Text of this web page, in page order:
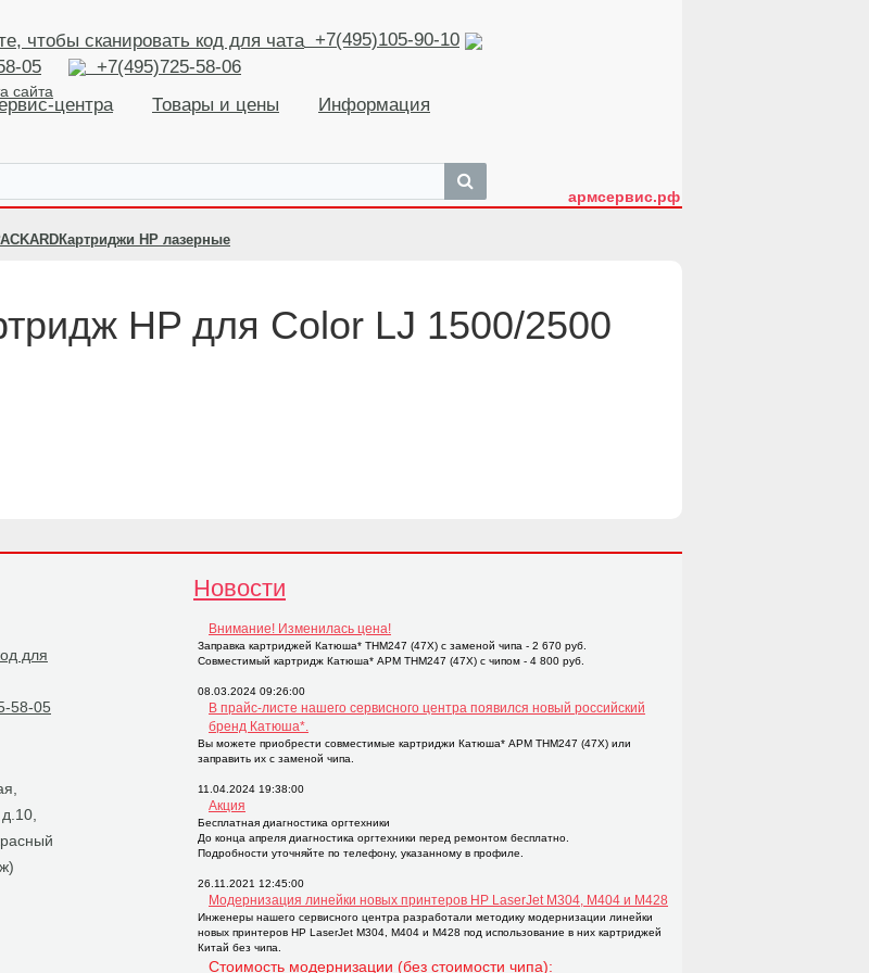
+7(495)105-90-10
05
+7(495)725-58-06
сайта
центра Товары и цены Информация
армсервис.рф
Картриджи HP лазерные
HP для Color LJ 1500/2500
Новости
Внимание! Изменилась цена!
Заправка картриджей Катюша* THM247 (47X) с заменой чипа - 2 670 руб.
Совместимый картридж Катюша* APM THM247 (47X) с чипом - 4 800 руб.
08.03.2024 09:26:00
В прайс-листе нашего сервисного центра появился новый российский
бренд Катюша*.
Вы можете приобрести совместимые картриджи Катюша* APM THM247 (47X) или
заправить их с заменой чипа.
11.04.2024 19:38:00
Акция
Бесплатная диагностика оргтехники
До конца апреля диагностика оргтехники перед ремонтом бесплатно.
Подробности уточняйте по телефону, указанному в профиле.
26.11.2021 12:45:00
Модернизация линейки новых принтеров НР LaserJet M304, M404 и M428
Инженеры нашего сервисного центра разработали методику модернизации линейки
новых принтеров НР LaserJet M304, M404 и M428 под использование в них картриджей
Китай без чипа.
Стоимость модернизации (без стоимости чипа):
58-05